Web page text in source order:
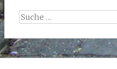
Suche